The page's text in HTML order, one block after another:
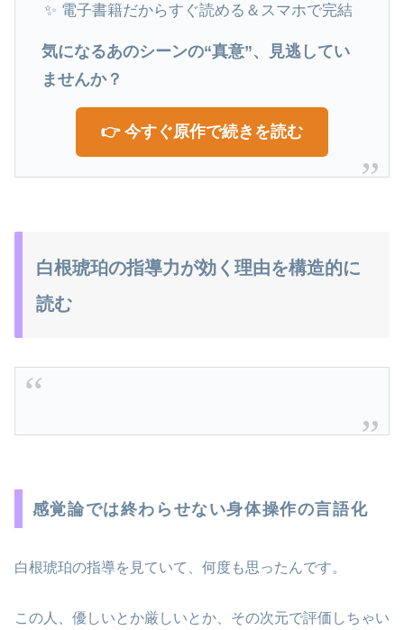
✨ 電子書籍だからすぐ読める＆スマホで完結
気になるあのシーンの“真意”、見逃してい
ませんか？
👉 今すぐ原作で続きを読む
白根琥珀の指導力が効く理由を構造的に
読む
感覚論では終わらせない身体操作の言語化
白根琥珀の指導を見ていて、何度も思ったんです。
この人、優しいとか厳しいとか、その次元で評価しちゃい